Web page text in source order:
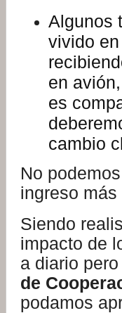
Algunos
vivido
en
es
cambio
No
ingreso
Siendo
impacto de
a diario
de
podamos